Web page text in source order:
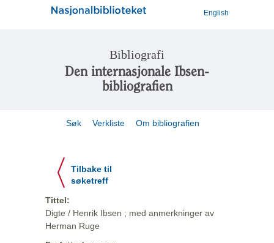
English
Bibliografi
Den internasjonale Ibsen-
bibliografien
Søk Verkliste Om bibliografien
Tilbake til
søketreff
Tittel:
Digte / Henrik Ibsen ; med anmerkninger av
Herman Ruge